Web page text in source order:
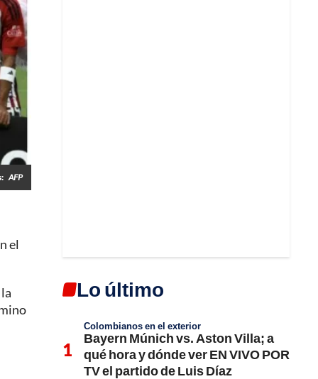
AFP
el
Lo último
Colombianos en el exterior
Bayern Múnich vs. Aston Villa; a
qué hora y dónde ver EN VIVO POR
TV el partido de Luis Díaz